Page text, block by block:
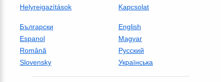
Helyreigazítások
Kapcsolat
Български
English
Espanol
Magyar
Română
Русский
Slovensky
Українська